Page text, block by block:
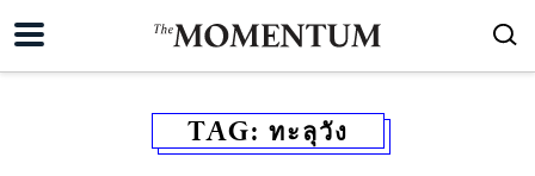
TAG: ทะลุวัง